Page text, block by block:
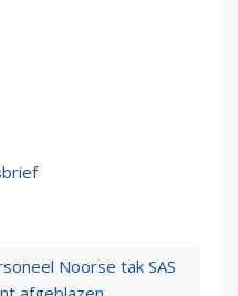
Noorse tak SAS